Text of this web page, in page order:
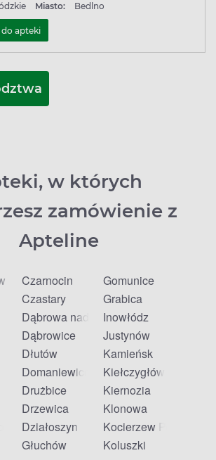
Miasto: Bedlno
do apteki
w których
zamówienie z
Apteline
Czarnocin
Czastary
Dąbrowa nad Czarną
Dąbrowice
Dłutów
Domaniewice
Drużbice
Drzewica
Działoszyn
Głuchów
Gomunice
Grabica
Inowłódz
Justynów
Kamieńsk
Kiełczygłów
Kiernozia
Klonowa
Kocierzew
Koluszki